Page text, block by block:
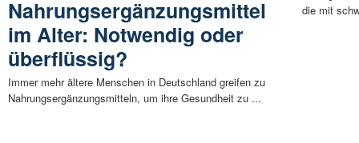
Nahrungsergänzungsmittel
im Alter: Notwendig oder
überflüssig?
Immer mehr ältere Menschen in Deutschland greifen zu
Nahrungsergänzungsmitteln, um ihre Gesundheit zu ...
die mit